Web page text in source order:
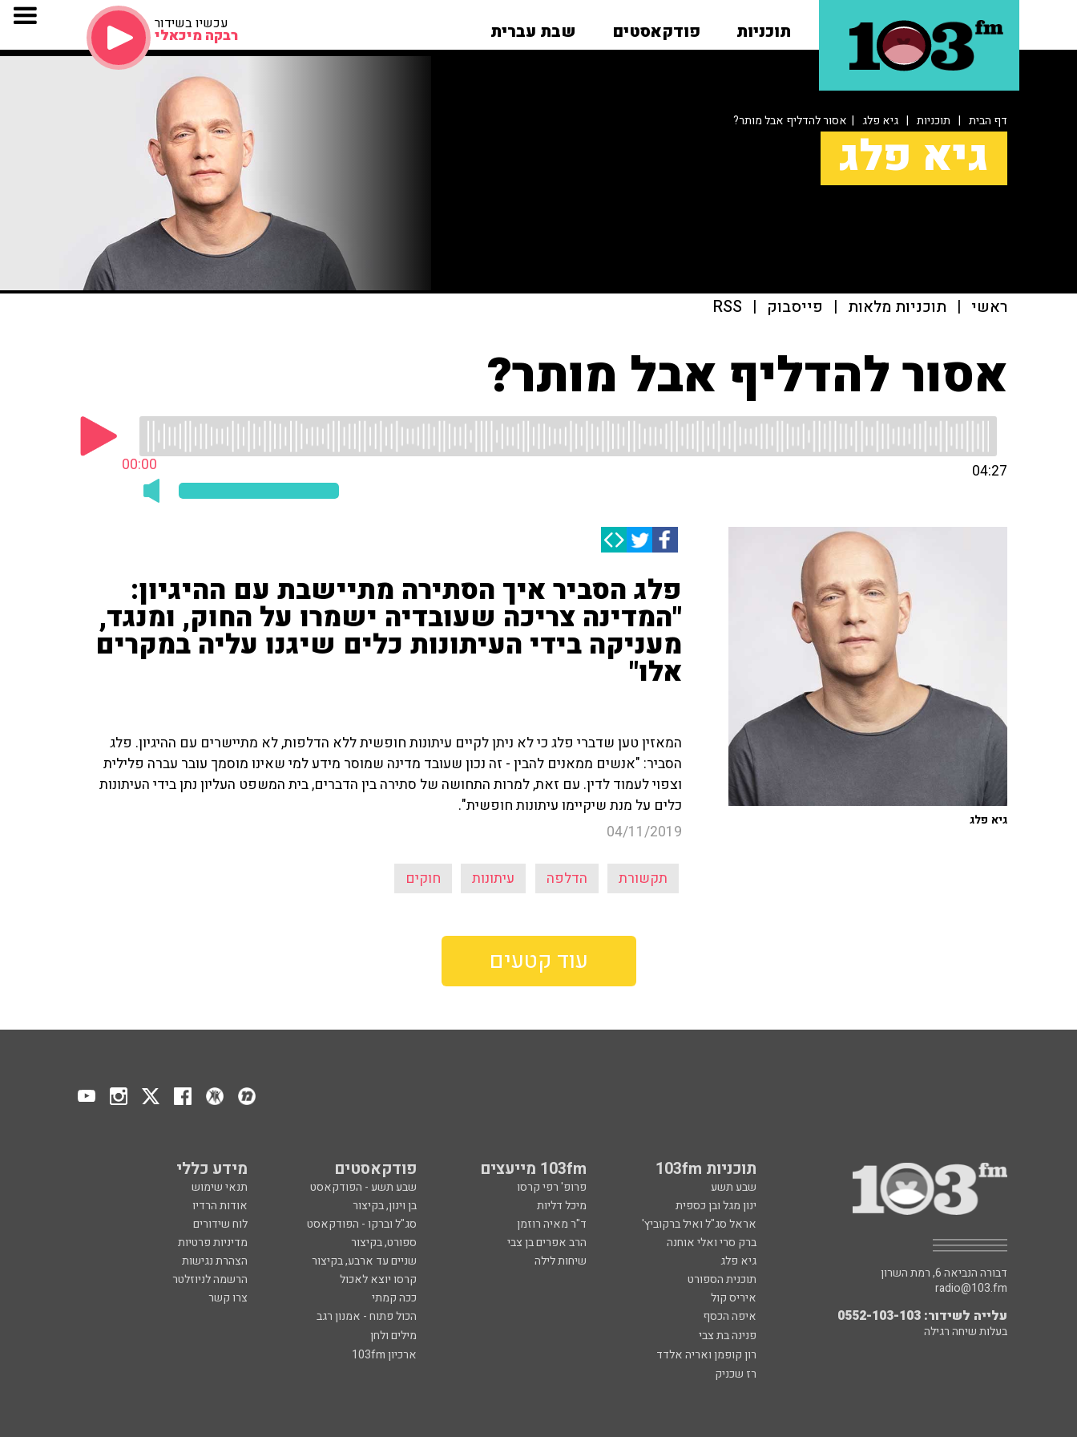
תוכניות פודקאסטים שבת עברית עכשיו בשידור
רבקה מיכאלי
דף הבית | תוכניות | גיא פלג | אסור להדליף אבל מותר?
גיא פלג
ראשי | תוכניות מלאות | פייסבוק |
RSS
אסור להדליף אבל מותר?
00:00 04:27
פלג הסביר איך הסתירה מתיישבת עם ההיגיון:
"המדינה צריכה שעובדיה ישמרו על החוק, ומנגד,
מעניקה בידי העיתונות כלים שיגנו עליה במקרים
אלו"
המאזין טען שדברי פלג כי לא ניתן לקיים עיתונות חופשית ללא הדלפות, לא מתיישרים עם ההיגיון. פלג
הסביר: "אנשים ממאנים להבין - זה נכון שעובד מדינה שמוסר מידע למי שאינו מוסמך עובר עברה פלילית
וצפוי לעמוד לדין. עם זאת, למרות התחושה של סתירה בין הדברים, בית המשפט העליון נתן בידי העיתונות
כלים על מנת שיקיימו עיתונות חופשית".
04/11/2019
תקשורת הדלפה עיתונות חוקים
גיא פלג
עוד קטעים
תוכניות 103fm 103fm מייעצים פודקאסטים מידע כללי
שבע תשע פרופ' רפי קרסו שבע תשע - הפודקאסט
תנאי שימוש
ינון מגל ובן כספית
מיכל דליות בן וינון, בקיצור
אודות הרדיו
אראל סג"ל ואיל ברקוביץ'
ד"ר מאיה רוזמן סג"ל וברקו - הפודקאסט
לוח שידורים
ברק סרי ואלי אוחנה
הרב אפרים בן צבי ספורט, בקיצור
מדיניות פרטיות
גיא פלג
שיחות לילה שניים עד ארבע, בקיצור
הצהרת נגישות
תוכנית הספורט
קרסו יוצא לאכול
הרשמה לניוזלטר
איריס קול
ככה קמתי
צרו קשר
איפה הכסף
הכול פתוח - אמנון רגב
פנינה בת צבי
מילים ולחן
רון קופמן ואריה אלדד
ארכיון 103fm
רז שכניק
דבורה הנביאה 6, רמת השרון
radio@103.fm
עלייה לשידור: 0552-103-103
בעלות שיחה רגילה